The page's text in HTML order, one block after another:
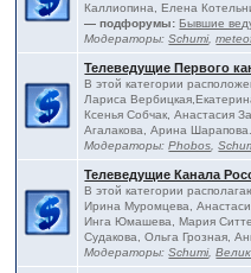
Каллиопина, Елена
— подфорумы: Бывшие
Модераторы:Schumi,
Телеведущие Первого
В этой категории
Лариса
Ксенья Собчак, Анастасия
Агалакова, Арина Шарапова.
Модераторы:Phobos ,
Телеведущие Канала
В этой категории
Ирина Муромцева,
Инга Юмашева, Мария
Судакова, Ольга Грозная,
Модераторы:Schumi,